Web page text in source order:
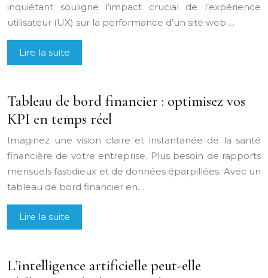
inquiétant souligne l’impact crucial de l’expérience
utilisateur (UX) sur la performance d’un site web….
Lire la suite
Tableau de bord financier : optimisez vos
KPI en temps réel
Imaginez une vision claire et instantanée de la santé
financière de votre entreprise. Plus besoin de rapports
mensuels fastidieux et de données éparpillées. Avec un
tableau de bord financier en…
Lire la suite
L’intelligence artificielle peut-elle